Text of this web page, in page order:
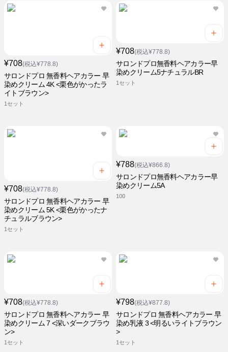
¥708(税込¥778.8)
サロンドプロ 無香料ヘアカラー 早
染めクリーム 4K <栗色がかったラ
イトブラウン>
1セット
¥708(税込¥778.8)
サロンドプロ無香料ヘアカラー早
染めクリーム5ナチュラルBR
1セット
¥708(税込¥778.8)
サロンドプロ 無香料ヘアカラー 早
染めクリーム 5K <栗色がかったナ
チュラルブラウン>
1セット
¥788(税込¥866.8)
サロンドプロ無香料ヘアカラー早
染めクリーム5A
100
¥708(税込¥778.8)
サロンドプロ 無香料ヘアカラー 早
染めクリーム 7 <深いダークブラウ
ン>
1セット
¥798(税込¥877.8)
サロンドプロ 無香料ヘアカラー 早
染め乳液 3 <明るいライトブラウン
>
1セット